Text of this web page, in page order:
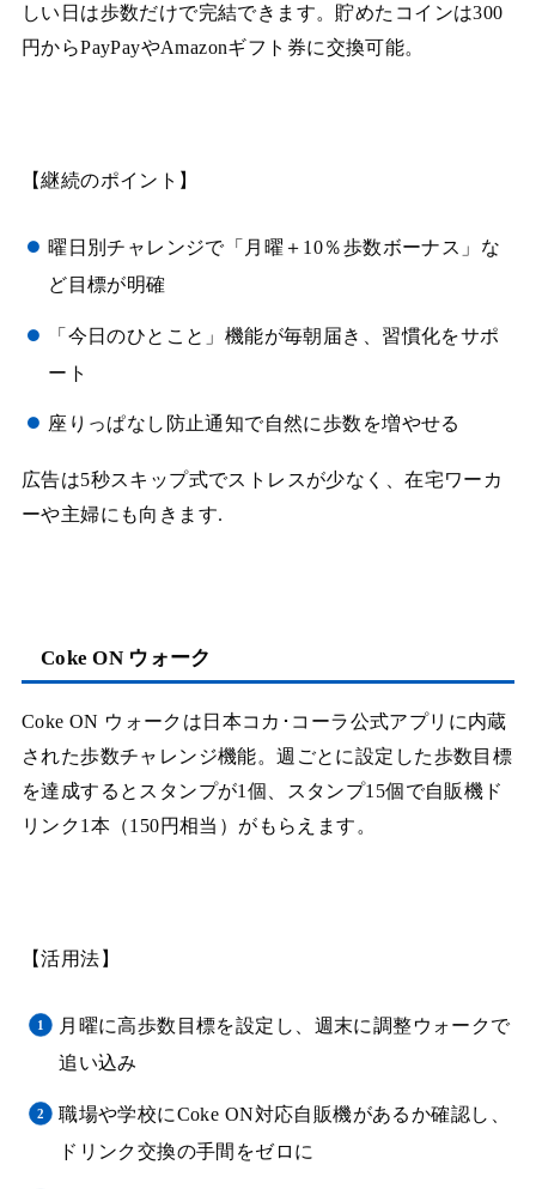
しい日は歩数だけで完結できます。貯めたコインは300
円からPayPayやAmazonギフト券に交換可能。
【継続のポイント】
曜日別チャレンジで「月曜＋10％歩数ボーナス」な
ど目標が明確
「今日のひとこと」機能が毎朝届き、習慣化をサポ
ート
座りっぱなし防止通知で自然に歩数を増やせる
広告は5秒スキップ式でストレスが少なく、在宅ワーカ
ーや主婦にも向きます.
Coke ON ウォーク
Coke ON ウォークは日本コカ･コーラ公式アプリに内蔵
された歩数チャレンジ機能。週ごとに設定した歩数目標
を達成するとスタンプが1個、スタンプ15個で自販機ド
リンク1本（150円相当）がもらえます。
【活用法】
月曜に高歩数目標を設定し、週末に調整ウォークで
追い込み
職場や学校にCoke ON対応自販機があるか確認し、
ドリンク交換の手間をゼロに